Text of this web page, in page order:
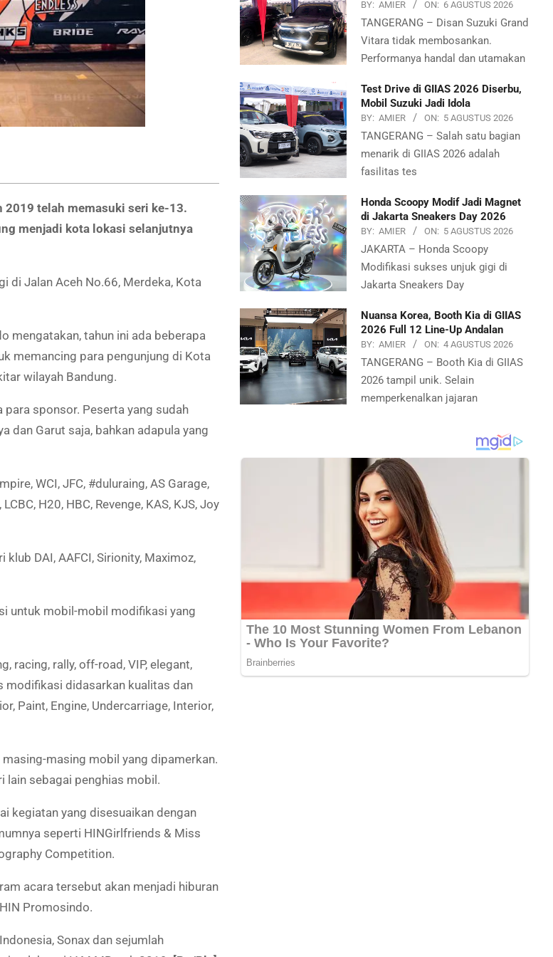
2019 telah memasuki seri ke-13.
menjadi kota lokasi selanjutnya
di Jalan Aceh No.66, Merdeka, Kota
mengatakan, tahun ini ada beberapa
memancing para pengunjung di Kota
wilayah Bandung.
sponsor. Peserta yang sudah
dan Garut saja, bahkan adapula yang
WCI, JFC, #duluraing, AS Garage,
H20, HBC, Revenge, KAS, KJS, Joy
DAI, AAFCI, Sirionity, Maximoz,
untuk mobil-mobil modifikasi yang
racing, rally, off-road, VIP, elegant,
modifikasi didasarkan kualitas dan
Paint, Engine, Undercarriage, Interior,
masing mobil yang dipamerkan.
lain sebagai penghias mobil.
kegiatan yang disesuaikan dengan
seperti HINGirlfriends & Miss
Competition.
acara tersebut akan menjadi hiburan
Promosindo.
Sonax dan sejumlah
BY: AMIER ON: 6 AGUSTUS 2026
TANGERANG – Disan Suzuki Grand
Vitara tidak membosankan.
Performanya handal dan utamakan
Test Drive di GIIAS 2026 Diserbu,
Mobil Suzuki Jadi Idola
BY: AMIER ON: 5 AGUSTUS 2026
TANGERANG – Salah satu bagian
menarik di GIIAS 2026 adalah
fasilitas tes
Honda Scoopy Modif Jadi Magnet
di Jakarta Sneakers Day 2026
BY: AMIER ON: 5 AGUSTUS 2026
JAKARTA – Honda Scoopy
Modifikasi sukses unjuk gigi di
Jakarta Sneakers Day
Nuansa Korea, Booth Kia di GIIAS
2026 Full 12 Line-Up Andalan
BY: AMIER ON: 4 AGUSTUS 2026
TANGERANG – Booth Kia di GIIAS
2026 tampil unik. Selain
memperkenalkan jajaran